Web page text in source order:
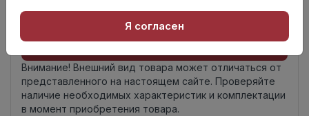
Добавить в корзину
Внимание! Внешний вид товара может отличаться от
представленного на настоящем сайте. Проверяйте
наличие необходимых характеристик и комплектации
в момент приобретения товара.
Я согласен